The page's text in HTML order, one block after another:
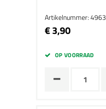
Artikelnummer: 4963
€ 3,90
OP VOORRAAD